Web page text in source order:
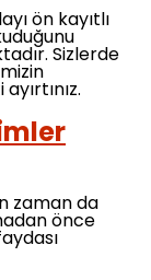
ön kayıtlı
Sizlerde
zaman da
önce